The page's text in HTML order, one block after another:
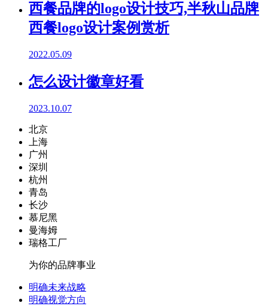
西餐品牌的logo设计技巧,半秋山品牌
西餐logo设计案例赏析
2022.05.09
怎么设计徽章好看
2023.10.07
北京
上海
广州
深圳
杭州
青岛
长沙
慕尼黑
曼海姆
瑞格工厂
为你的品牌事业
明确未来战略
明确视觉方向